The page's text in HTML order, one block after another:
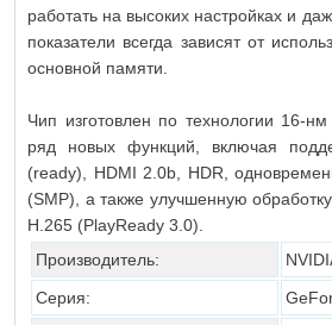
работать на высоких настройках и
показатели всегда зависят от
основной памяти.
Чип изготовлен по технологии 16-
ряд новых функций, включая
(ready), HDMI 2.0b, HDR,
(SMP), а также улучшенную
H.265 (PlayReady 3.0).
Производитель:
Серия: